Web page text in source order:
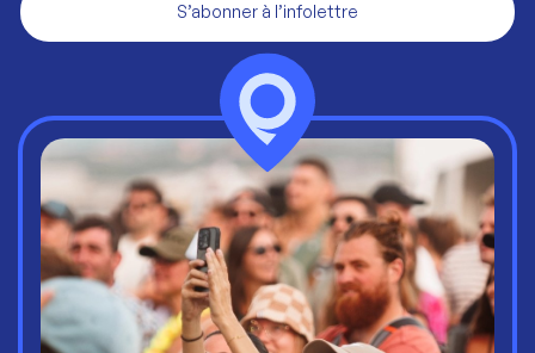
S’abonner à l’infolettre